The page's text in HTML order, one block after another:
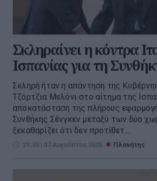
Σκληραίνει η κόντρα
Ισπανίας για τη
Σκληρή ήταν η απάντηση της
Τζόρτζια Μελόνι στο αίτημα της
αποκατάσταση της πλήρους
Συνθήκης Σένγκεν μεταξύ των δύο
ξεκαθαρίζει ότι δεν προτίθετ...
21:05 | 07 Αυγούστου 2026 Πλανήτης